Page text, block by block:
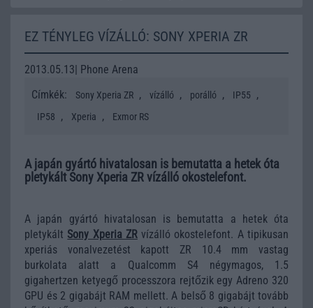
EZ TÉNYLEG VÍZÁLLÓ: SONY XPERIA ZR
2013.05.13| Phone Arena
Címkék:
Sony Xperia ZR , vízálló , porálló , IP55 ,
IP58 , Xperia , Exmor RS
A japán gyártó hivatalosan is bemutatta a hetek óta
pletykált Sony Xperia ZR vízálló okostelefont.
A japán gyártó hivatalosan is bemutatta a hetek óta
pletykált Sony Xperia ZRvízálló okostelefont. A tipikusan
xperiás vonalvezetést kapott ZR 10.4 mm vastag
burkolata alatt a Qualcomm S4 négymagos, 1.5
gigahertzen ketyegő processzora rejtőzik egy Adreno 320
GPU és 2 gigabájt RAM mellett. A belső 8 gigabájt tovább